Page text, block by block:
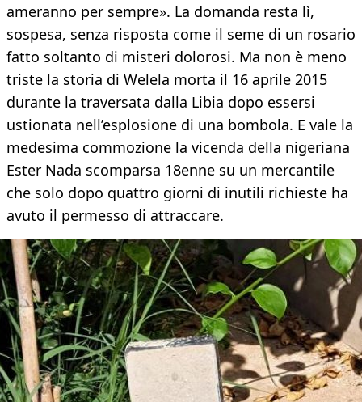
ameranno per sempre». La domanda resta lì,
sospesa, senza risposta come il seme di un rosario
fatto soltanto di misteri dolorosi. Ma non è meno
triste la storia di Welela morta il 16 aprile 2015
durante la traversata dalla Libia dopo essersi
ustionata nell’esplosione di una bombola. E vale la
medesima commozione la vicenda della nigeriana
Ester Nada scomparsa 18enne su un mercantile
che solo dopo quattro giorni di inutili richieste ha
avuto il permesso di attraccare.